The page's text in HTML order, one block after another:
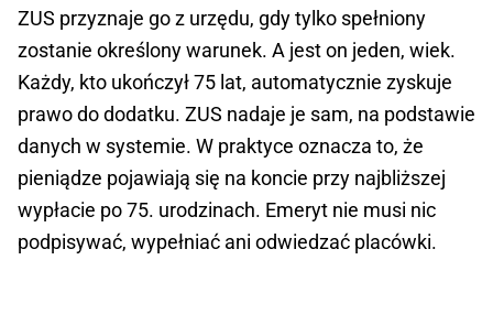
ZUS przyznaje go z urzędu, gdy tylko spełniony
zostanie określony warunek. A jest on jeden, wiek.
Każdy, kto ukończył 75 lat, automatycznie zyskuje
prawo do dodatku. ZUS nadaje je sam, na podstawie
danych w systemie. W praktyce oznacza to, że
pieniądze pojawiają się na koncie przy najbliższej
wypłacie po 75. urodzinach. Emeryt nie musi nic
podpisywać, wypełniać ani odwiedzać placówki.